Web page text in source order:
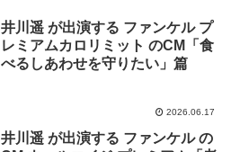
井川遥 が出演する ファンケル プ
レミアムカロリミット のCM「食
べるしあわせを守りたい」篇
2026.06.17
井川遥 が出演する ファンケル の